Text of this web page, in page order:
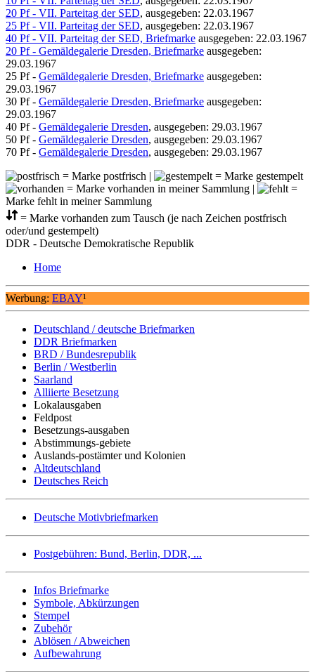
20 Pf - VII. Parteitag der SED, ausgegeben: 22.03.1967
25 Pf - VII. Parteitag der SED, ausgegeben: 22.03.1967
40 Pf - VII. Parteitag der SED, Briefmarke ausgegeben: 22.03.1967
20 Pf - Gemäldegalerie Dresden, Briefmarke ausgegeben:
29.03.1967
25 Pf - Gemäldegalerie Dresden, Briefmarke ausgegeben:
29.03.1967
30 Pf - Gemäldegalerie Dresden, Briefmarke ausgegeben:
29.03.1967
40 Pf - Gemäldegalerie Dresden, ausgegeben: 29.03.1967
50 Pf - Gemäldegalerie Dresden, ausgegeben: 29.03.1967
70 Pf - Gemäldegalerie Dresden, ausgegeben: 29.03.1967
= Marke postfrisch |
= Marke gestempelt
= Marke vorhanden in meiner Sammlung |
=
Marke fehlt in meiner Sammlung
= Marke vorhanden zum Tausch (je nach Zeichen postfrisch
oder/und gestempelt)
DDR - Deutsche Demokratische Republik
Home
Werbung: EBAY¹
Deutschland / deutsche Briefmarken
DDR Briefmarken
BRD / Bundesrepublik
Berlin / Westberlin
Saarland
Alliierte Besetzung
Lokalausgaben
Feldpost
Besetzungs-ausgaben
Abstimmungs-gebiete
Auslands-postämter und Kolonien
Altdeutschland
Deutsches Reich
Deutsche Motivbriefmarken
Postgebühren: Bund, Berlin, DDR, ...
Infos Briefmarke
Symbole, Abkürzungen
Stempel
Zubehör
Ablösen / Abweichen
Aufbewahrung